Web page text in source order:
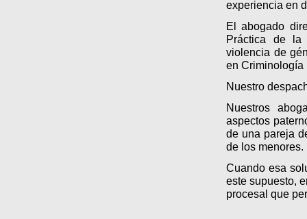
experiencia en
El abogado
Práctica de la
violencia de
en Criminología
Nuestro
Nuestros
aspectos
de una pareja
de los menores.
Cuando esa
este supuesto,
procesal que